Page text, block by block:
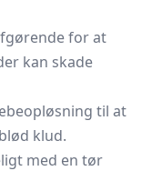
for at
kan skade
til at
klud.
med en tør